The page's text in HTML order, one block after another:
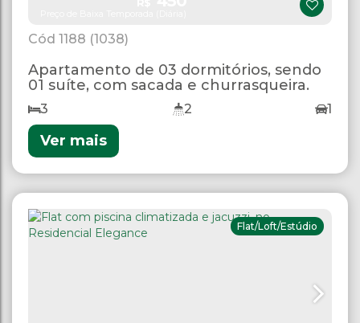
1188 (1038)
Apartamento de 03 dormitórios, sendo
01 suíte, com sacada e churrasqueira.
3 2 1
Ver mais
Flat/Loft/Estúdio